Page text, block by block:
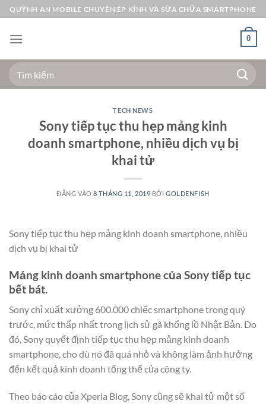
Bỏ
qua
nội
QUỲNH AN MOBILE CHUYÊN ÉP KÍNH VÀ SỬA CHỮA SMARTPHONE
0
Tìm
kiếm:
TECH NEWS
Sony tiếp tục thu hẹp mảng kinh
doanh smartphone, nhiều dịch vụ bị
khai tử
ĐĂNG VÀO8 THÁNG 11, 2019 BỞIGOLDENFISH
Sony tiếp tục thu hẹp mảng kinh doanh smartphone, nhiều
dịch vụ bị khai tử
Mảng kinh doanh smartphone của Sony tiếp tục
bết bát.
Sony chỉ xuất xưởng 600.000 chiếc smartphone trong quý
trước, mức thấp nhất trong lịch sử gã khổng lồ Nhật Bản. Do
đó, Sony quyết định tiếp tục thu hẹp mảng kinh doanh
smartphone, cho dù nó đã quá nhỏ và không làm ảnh hưởng
đến kết quả kinh doanh tổng thể của công ty.
Theo báo cáo của Xperia Blog, Sony cũng sẽ khai tử một số